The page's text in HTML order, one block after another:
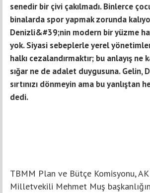
senedir bir çivi çakılmadı. Binlerce
binalarda spor yapmak zorunda
Denizli&#39;nin modern bir yüzme
yok. Siyasi sebeplerle yerel
halkı cezalandırmaktır; bu anlayış ne
sığar ne de adalet duygusuna. Gelin,
sırtınızı dönmeyin ama bu yanlıştan
dedi.
TBMM Plan ve Bütçe Komisyonu,
Milletvekili Mehmet Muş